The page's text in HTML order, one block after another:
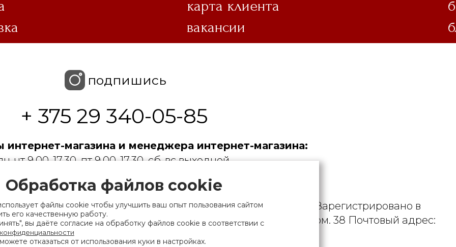
карта клиента
вакансии
подпишись
+ 375 29 340-05-85
магазина и менеджера интернет-магазина:
чт 9.00-17.30, пт 9.00-17.30, сб-вс выходной.
с ограниченной ответственностью «Торгиндустрия».
выдано Мингорисполкомом 01.06.2022. УНП 190729471. Зарегистрировано в
адрес: 220007, г. Минск, ул. Фабрициуса, д. 9А, пом. 38 Почтовый адрес:
9
Обработка файлов cookie
файлы cookie чтобы улучшить ваш опыт пользования сайтом
его качественную работу.
вы даёте согласие на обработку файлов cookie в соответствии с
отказаться от использования куки в настройках.